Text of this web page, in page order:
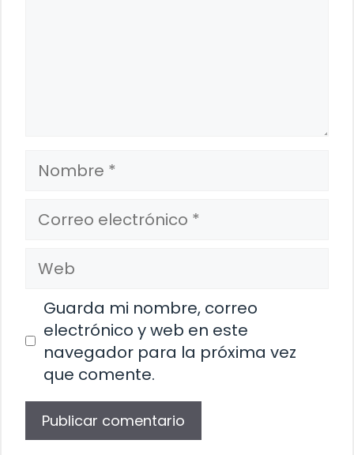
Nombre
Correo
electrónico
Web
Guarda mi nombre, correo
electrónico y web en este
navegador para la próxima vez
que comente.